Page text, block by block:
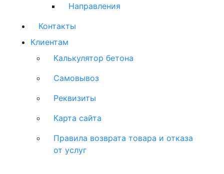
Направления
Контакты
Клиентам
Калькулятор бетона
Самовывоз
Реквизиты
Карта сайта
Правила возврата товара и отказа
от услуг